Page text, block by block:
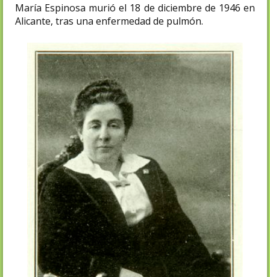
María Espinosa murió el 18 de diciembre de 1946 en
Alicante, tras una enfermedad de pulmón.